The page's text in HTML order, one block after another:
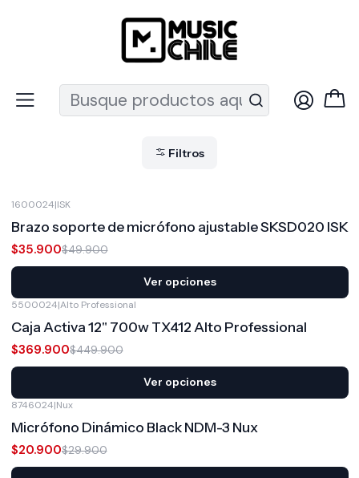
Recuerda que ahora nos puedes encontrar en el MUT
Ofertas Destacadas Audio Ofertas
Audio Ofertas
Filtros
1600024|ISK
Brazo soporte de micrófono ajustable SKSD020 ISK
$35.900$49.900
Ver opciones
5500024|Alto Professional
Caja Activa 12" 700w TX412 Alto Professional
$369.900$449.900
Ver opciones
8746024|Nux
Micrófono Dinámico Black NDM-3 Nux
$20.900$29.900